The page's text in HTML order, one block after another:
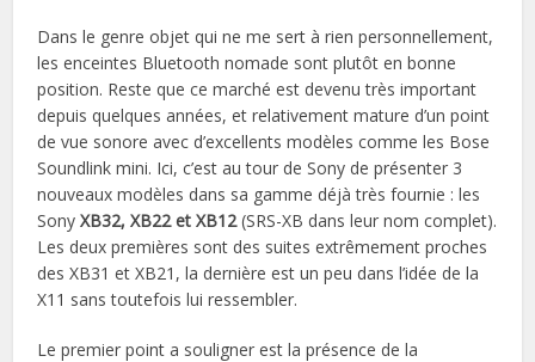
Dans le genre objet qui ne me sert à rien personnellement,
les enceintes Bluetooth nomade sont plutôt en bonne
position. Reste que ce marché est devenu très important
depuis quelques années, et relativement mature d’un point
de vue sonore avec d’excellents modèles comme les Bose
Soundlink mini. Ici, c’est au tour de Sony de présenter 3
nouveaux modèles dans sa gamme déjà très fournie : les
Sony XB32, XB22 et XB12(SRS-XB dans leur nom complet).
Les deux premières sont des suites extrêmement proches
des XB31 et XB21, la dernière est un peu dans l’idée de la
X11 sans toutefois lui ressembler.
Le premier point a souligner est la présence de la